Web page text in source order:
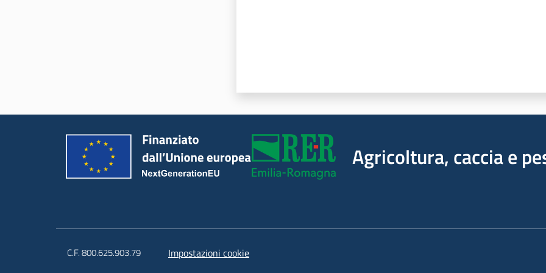
Agricoltura, caccia e
C.F. 800.625.903.79 Impostazioni cookie